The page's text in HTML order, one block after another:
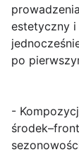
estetyczny
po
-